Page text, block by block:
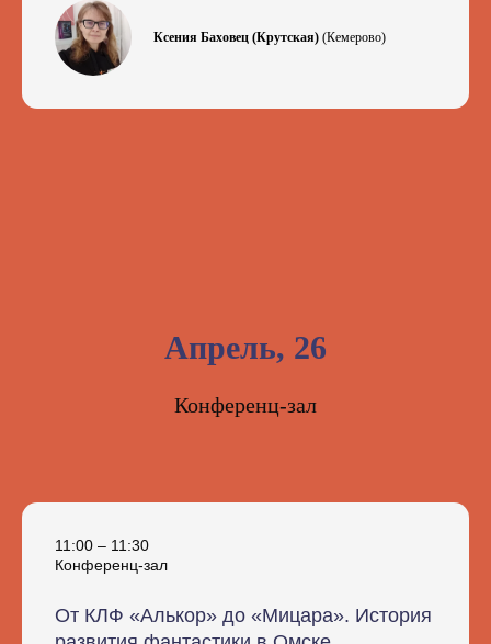
Ксения Баховец (Крутская) (Кемерово)
Апрель, 26
Конференц-зал
11:00 – 11:30
Конференц-зал
От КЛФ «Алькор» до «Мицара». История